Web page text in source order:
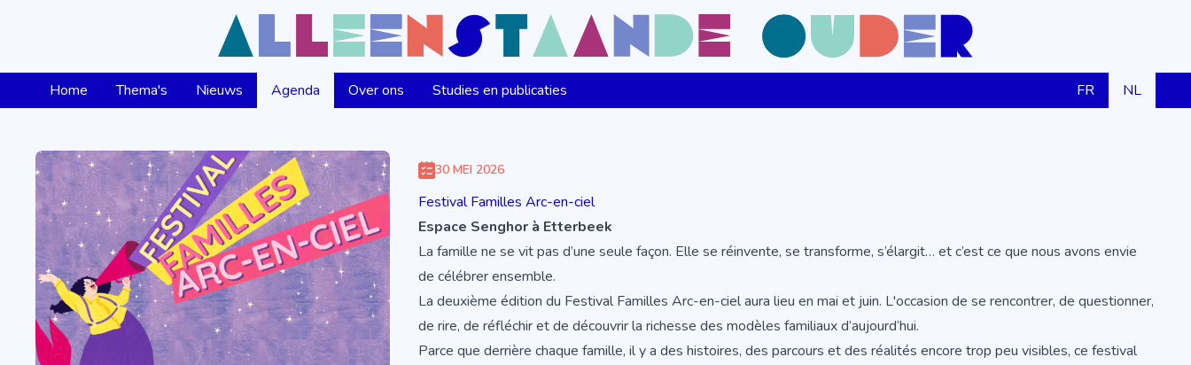
Home Thema's Nieuws Agenda Over ons Studies en publicaties FR NL
30 MEI 2026
Festival Familles Arc-en-ciel
Espace Senghor à Etterbeek
La famille ne se vit pas d’une seule façon. Elle se réinvente, se transforme, s’élargit… et c’est ce que nous avons envie
de célébrer ensemble.
La deuxième édition du Festival Familles Arc-en-ciel aura lieu en mai et juin. L'occasion de se rencontrer, de questionner,
de rire, de réfléchir et de découvrir la richesse des modèles familiaux d’aujourd’hui.
Parce que derrière chaque famille, il y a des histoires, des parcours et des réalités encore trop peu visibles, ce festival